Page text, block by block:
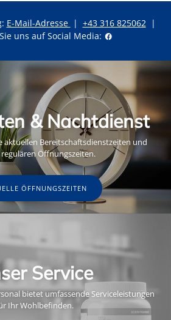
E-Mail-Adresse | +43 316 825062|
uns auf Social Media:
& Nachtdienst
aktuellen Bereitschaftsdienstzeiten und
Öffnungszeiten.
ÖFFNUNGSZEITEN
Service
bietet umfassende Serviceleistungen
Ihr Wohlbefinden.